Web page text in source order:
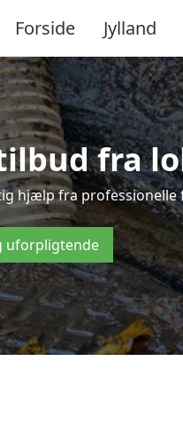
Forside Jylland
fra
hjælp fra
uforpligtende